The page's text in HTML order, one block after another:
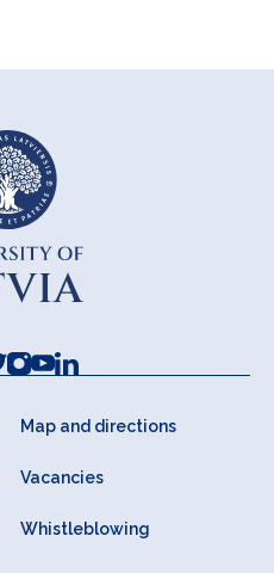
Map and directions
Vacancies
Whistleblowing